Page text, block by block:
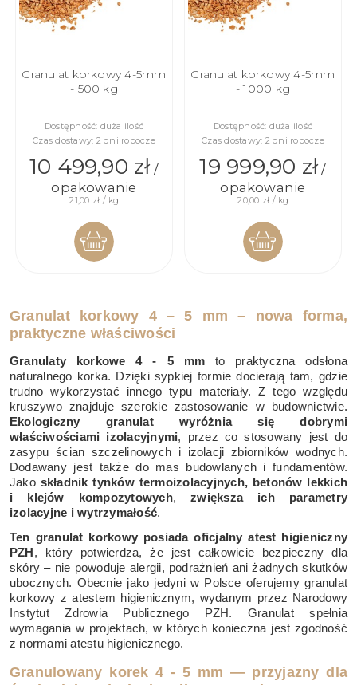
Granulat korkowy 4-5mm
- 500 kg
Dostępność: duża ilość
Czas dostawy: 2 dni robocze
10 499,90 zł/
opakowanie
21,00 zł / kg
KOSZYKA
Granulat korkowy 4-5mm
- 1000 kg
Dostępność: duża ilość
Czas dostawy: 2 dni robocze
19 999,90 zł/
opakowanie
20,00 zł / kg
KOSZYKA
Granulat korkowy 4 – 5 mm – nowa forma,
praktyczne właściwości
Granulaty korkowe 4 - 5 mm to praktyczna odsłona
naturalnego korka. Dzięki sypkiej formie docierają tam, gdzie
trudno wykorzystać innego typu materiały. Z tego względu
kruszywo znajduje szerokie zastosowanie w budownictwie.
Ekologiczny granulat wyróżnia się dobrymi
właściwościami izolacyjnymi, przez co stosowany jest do
zasypu ścian szczelinowych i izolacji zbiorników wodnych.
Dodawany jest także do mas budowlanych i fundamentów.
Jako składnik tynków termoizolacyjnych, betonów lekkich
i klejów kompozytowych,zwiększa ich parametry
izolacyjne i wytrzymałość.
Ten granulat korkowy posiada oficjalny atest higieniczny
PZH , który potwierdza, że jest całkowicie bezpieczny dla
skóry – nie powoduje alergii, podrażnień ani żadnych skutków
ubocznych. Obecnie jako jedyni w Polsce oferujemy granulat
korkowy z atestem higienicznym, wydanym przez Narodowy
Instytut Zdrowia Publicznego PZH. Granulat spełnia
wymagania w projektach, w których konieczna jest zgodność
z normami atestu higienicznego.
Granulowany korek 4 - 5 mm — przyjazny dla